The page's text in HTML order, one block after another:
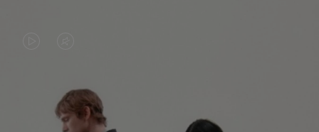
N'EST
DE